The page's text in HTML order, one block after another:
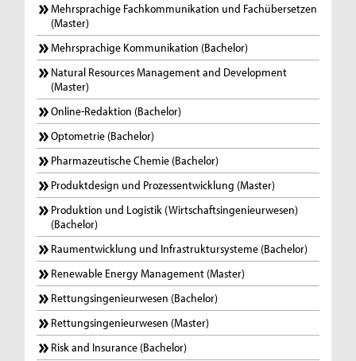
Mehrsprachige Fachkommunikation und Fachübersetzen
(Master)
Mehrsprachige Kommunikation (Bachelor)
Natural Resources Management and Development
(Master)
Online-Redaktion (Bachelor)
Optometrie (Bachelor)
Pharmazeutische Chemie (Bachelor)
Produktdesign und Prozessentwicklung (Master)
Produktion und Logistik (Wirtschaftsingenieurwesen)
(Bachelor)
Raumentwicklung und Infrastruktursysteme (Bachelor)
Renewable Energy Management (Master)
Rettungsingenieurwesen (Bachelor)
Rettungsingenieurwesen (Master)
Risk and Insurance (Bachelor)